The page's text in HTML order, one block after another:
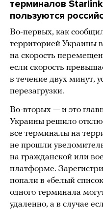
терминалов
пользуются
Во-первых, как
территорией Украины
на скорость
если скорость
в течение двух минут,
перезагрузки.
Во-вторых — и это
Украины решило
все терминалы на
не прошли
на гражданской или
платформе.
попали в «белый
одного терминала
удаленно, а в случае